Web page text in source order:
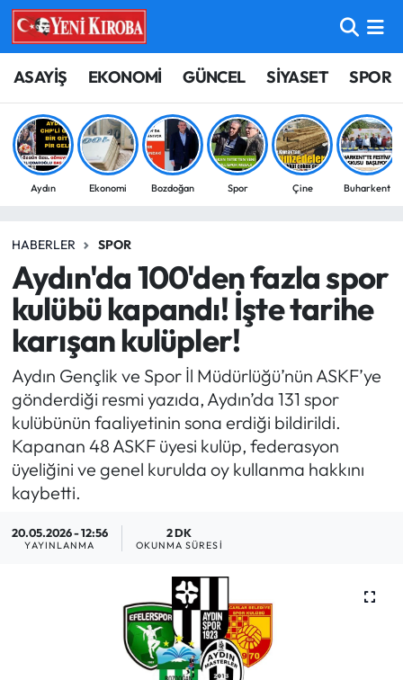
ASAYİŞ EKONOMİ GÜNCEL SİYASET SPOR
Aydın Ekonomi Bozdoğan Spor Çine Buharkent
HABERLER SPOR
Aydın'da 100'den fazla spor
kulübü kapandı! İşte tarihe
karışan kulüpler!
Aydın Gençlik ve Spor İl Müdürlüğü’nün ASKF’ye
gönderdiği resmi yazıda, Aydın’da 131 spor
kulübünün faaliyetinin sona erdiği bildirildi.
Kapanan 48 ASKF üyesi kulüp, federasyon
üyeliğini ve genel kurulda oy kullanma hakkını
kaybetti.
20.05.2026 - 12:56
YAYINLANMA
2 DK
OKUNMA SÜRESI
ASAYİŞ
BİLİM-TEKNOLOJİ
ÇEVRE
EĞİTİM
EKONOMİ
GÜNCEL
GÜNDEM
MAGAZİN
SAĞLIK
SİYASET
Aydın Nöbetçi Eczaneler
Aydın Hava Durumu
Aydin Namaz Vakitleri
Süper Lig Puan Durumu ve Fikstür
Tüm Manşetler
Son Dakika Haberleri
Haber Arşivi